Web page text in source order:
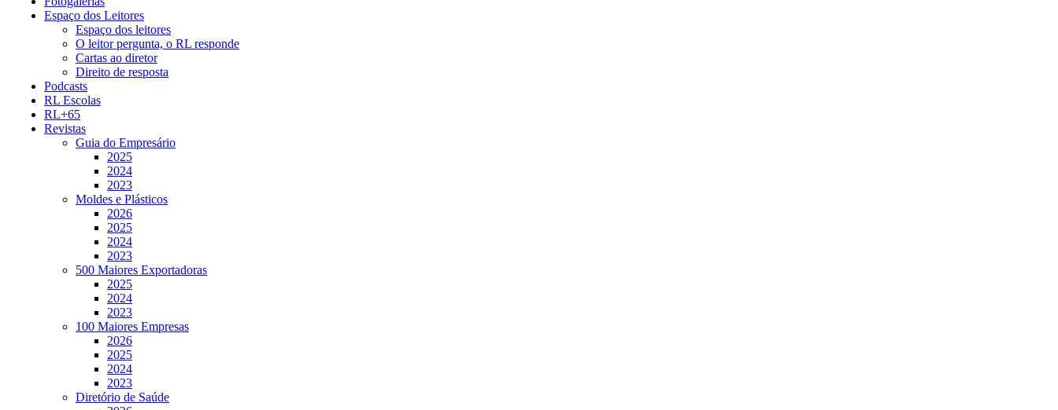
Espaço dos Leitores
Espaço dos leitores
O leitor pergunta, o RL responde
Cartas ao diretor
Direito de resposta
Podcasts
RL Escolas
RL+65
Revistas
Guia do Empresário
2025
2024
2023
Moldes e Plásticos
2026
2025
2024
2023
500 Maiores Exportadoras
2025
2024
2023
100 Maiores Empresas
2026
2025
2024
2023
Diretório de Saúde